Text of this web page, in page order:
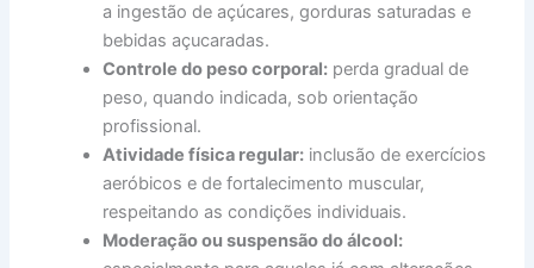
a ingestão de açúcares, gorduras saturadas e
bebidas açucaradas.
Controle do peso corporal: perda gradual de
peso, quando indicada, sob orientação
profissional.
Atividade física regular: inclusão de exercícios
aeróbicos e de fortalecimento muscular,
respeitando as condições individuais.
Moderação ou suspensão do álcool: